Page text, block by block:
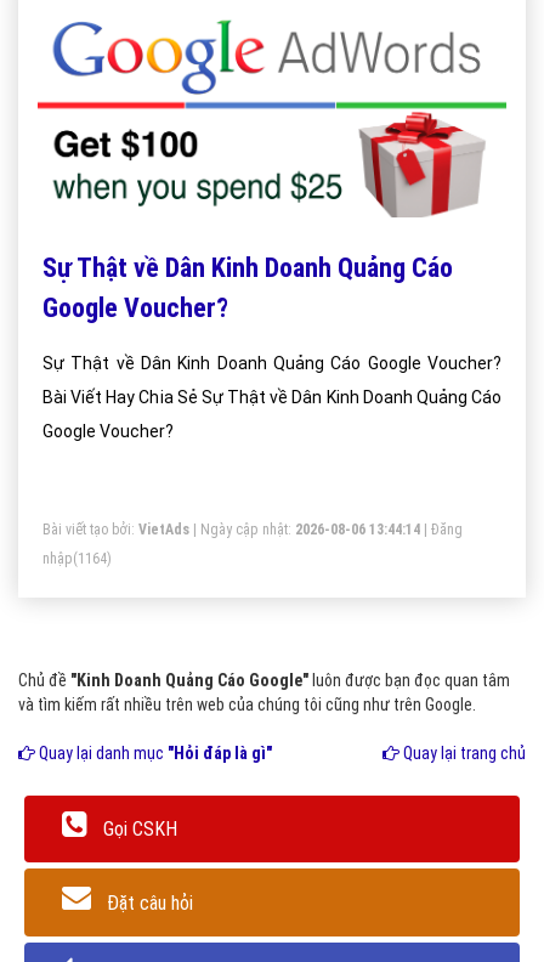
Sự Thật về Dân Kinh Doanh Quảng Cáo
Google Voucher?
Sự Thật về Dân Kinh Doanh Quảng Cáo Google Voucher?
Bài Viết Hay Chia Sẻ Sự Thật về Dân Kinh Doanh Quảng Cáo
Google Voucher?
Bài viết tạo bởi: VietAds | Ngày cập nhật: 2026-08-06 13:44:14
Đăng
nhập(1164)
Chủ đề "Kinh Doanh Quảng Cáo Google" luôn được bạn đọc quan tâm
và tìm kiếm rất nhiều trên web của chúng tôi cũng như trên Google.
Quay lại danh mục "Hỏi đáp là gì" Quay lại trang chủ
Gọi CSKH
Đặt câu hỏi